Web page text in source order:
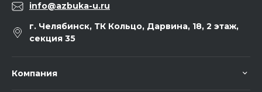
info@azbuka-u.ru
г. Челябинск, ТК Кольцо, Дарвина, 18, 2 этаж,
секция 35
Компания